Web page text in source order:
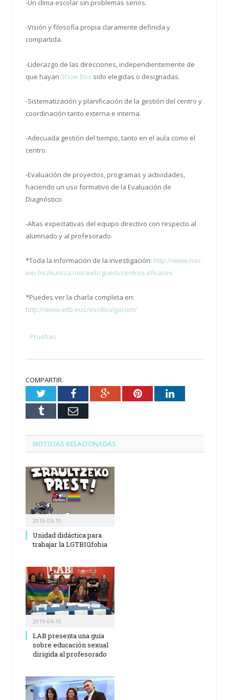
-Un clima escolar sin problemas serios.
-Visión y filosofía propia claramente definida y
compartida.
-Liderazgo de las direcciones, independientemente de
que hayan Show Box sido elegidas o designadas.
-Sistematización y planificación de la gestión del centro y
coordinación tanto externa e interna.
-Adecuada gestión del tiempo, tanto en el aula como el
centro.
-Evaluación de proyectos, programas y actividades,
haciendo un uso formativo de la Evaluación de
Diagnóstico.
-Altas expectativas del equipo directivo con respecto al
alumnado y al profesorado.
*Toda la información de la investigación: http://www.isei-
ivei.hezkuntza.net/web/guest/centros-eficaces
*Puedes ver la charla completa en:
http://www.eitb.eus/es/divulgacion/
Pruebas
COMPARTIR.
TwitterFacebookGoogle+PinterestLinkedIn
Tumblr Email
NOTICIAS RELACIONADAS
2019-05-10
Unidad didáctica para
trabajar la LGTBIQfobia
2019-04-10
LAB presenta una guía
sobre educación sexual
dirigida al profesorado